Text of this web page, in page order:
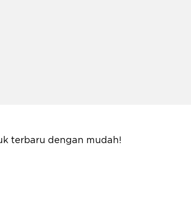
terbaru dengan mudah!